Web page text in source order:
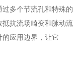
多个节流孔和特殊的
抗流场畸变和脉动流
应用边界，让它